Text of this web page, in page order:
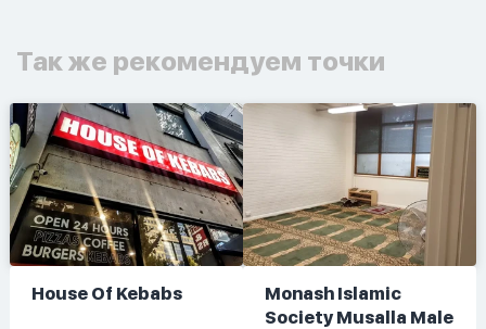
Так же рекомендуем точки
House Of Kebabs
Monash Islamic
Society Musalla Male